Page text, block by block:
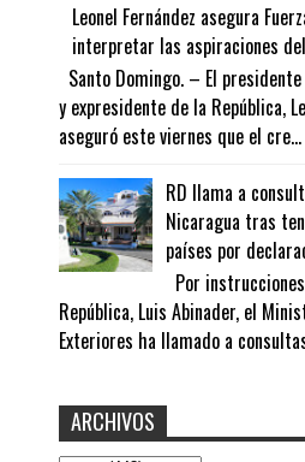
Leonel Fernández asegura
interpretar las aspiraciones
Santo Domingo. – El
y expresidente de la República,
aseguró este viernes que el cre...
RD llama a
Nicaragua tras
países por
Por
República, Luis Abinader, el
Exteriores ha llamado a
ARCHIVOS